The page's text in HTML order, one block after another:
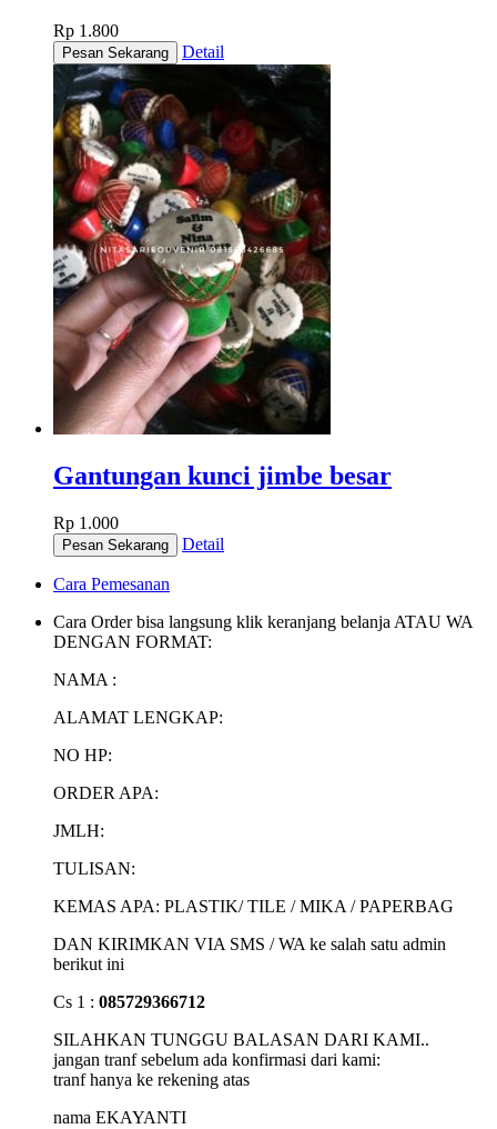
Rp 1.800
Detail
Gantungan kunci jimbe besar
Rp 1.000
Detail
Cara Pemesanan
Cara Order bisa langsung klik keranjang belanja ATAU WA
DENGAN FORMAT:
NAMA :
ALAMAT LENGKAP:
NO HP:
ORDER APA:
JMLH:
TULISAN:
KEMAS APA: PLASTIK/ TILE / MIKA / PAPERBAG
DAN KIRIMKAN VIA SMS / WA ke salah satu admin
berikut ini
Cs 1 : 085729366712
SILAHKAN TUNGGU BALASAN DARI KAMI..
jangan tranf sebelum ada konfirmasi dari kami:
tranf hanya ke rekening atas
nama EKAYANTI